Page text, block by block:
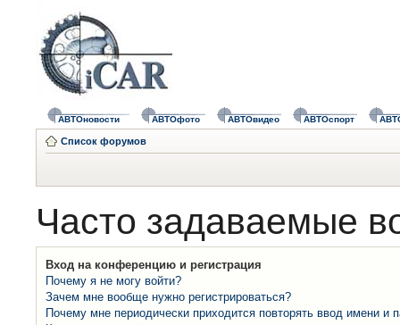
АВТОновости АВТОфото АВТОвидео АВТОспорт
Список форумов
Часто задаваемые
Вход на конференцию и регистрация
Почему я не могу войти?
Зачем мне вообще нужно регистрироваться?
Почему мне периодически приходится повторять ввод имени и